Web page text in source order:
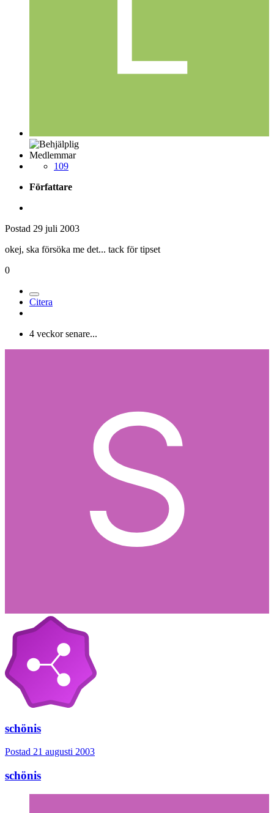
Medlemmar
109
Författare
Postad 29 juli 2003
okej, ska försöka me det... tack för tipset
0
Citera
4 veckor senare...
schönis
Postad 21 augusti 2003
schönis